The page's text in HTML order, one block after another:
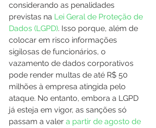
considerando as penalidades
previstas na Lei Geral de Proteção de
Dados (LGPD). Isso porque, além de
colocar em risco informações
sigilosas de funcionários, o
vazamento de dados corporativos
pode render multas de até R$ 50
milhões à empresa atingida pelo
ataque. No entanto, embora a LGPD
já esteja em vigor, as sanções só
passam a valer a partir de agosto de